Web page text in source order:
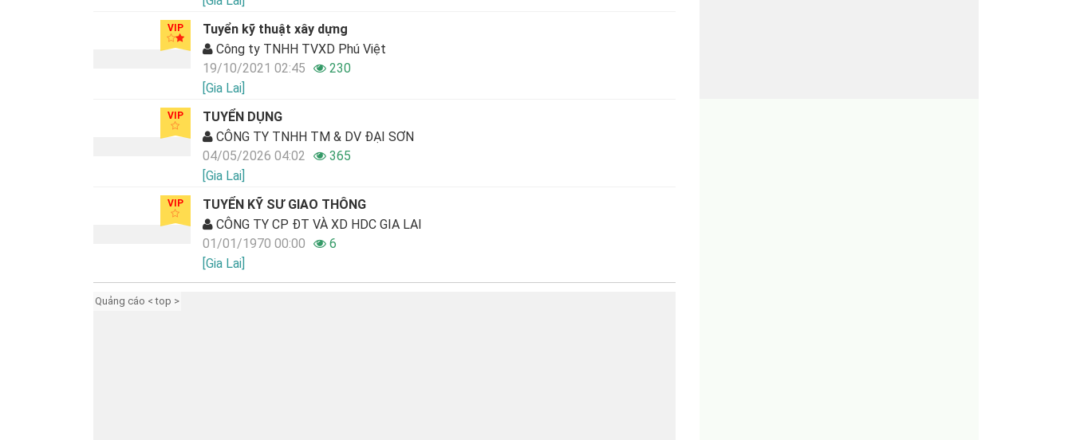
VIP
Tuyển kỹ thuật xây dựng
Công ty TNHH TVXD Phú Việt
19/10/2021 02:45
230
[Gia Lai]
VIP
TUYỂN DỤNG
CÔNG TY TNHH TM & DV ĐẠI SƠN
04/05/2026 04:02
365
[Gia Lai]
VIP
TUYỂN KỸ SƯ GIAO THÔNG
CÔNG TY CP ĐT VÀ XD HDC GIA LAI
01/01/1970 00:00
6
[Gia Lai]
Quảng cáo < top >